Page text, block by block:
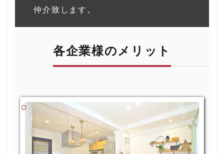
仲介致します。
各企業様のメリット